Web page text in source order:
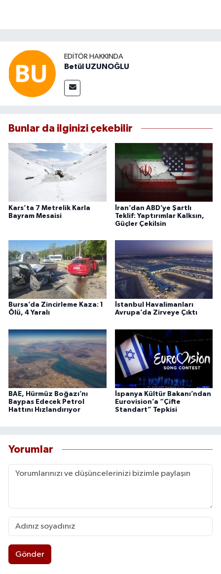
EDITÖR HAKKINDA
Betül UZUNOĞLU
Bunlar da ilginizi çekebilir
Kars’ta 7 Metrelik Karla
Bayram Mesaisi
İran’dan ABD’ye Şartlı
Teklif: Yaptırımlar Kalksın,
Güçler Çekilsin
Bursa’da Zincirleme Kaza: 1
Ölü, 4 Yaralı
İstanbul Havalimanları
Avrupa’da Zirveye Çıktı
BAE, Hürmüz Boğazı’nı
Baypas Edecek Petrol
Hattını Hızlandırıyor
İspanya Kültür Bakanı’ndan
Eurovision’a “Çifte
Standart” Tepkisi
Yorumlar
Gönder